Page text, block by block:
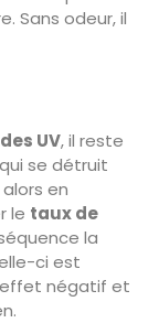
Sans odeur, il
UV, il reste
se détruit
en
le taux de
la
ci est
effet négatif et